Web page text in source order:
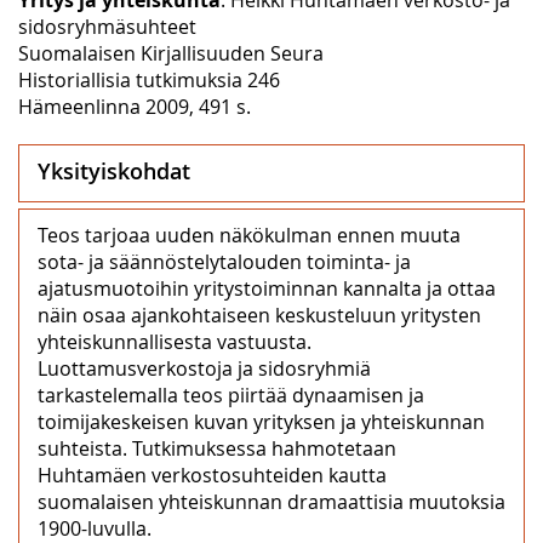
sidosryhmäsuhteet
Suomalaisen Kirjallisuuden Seura
Historiallisia tutkimuksia 246
Hämeenlinna 2009, 491 s.
Yksityiskohdat
Teos tarjoaa uuden näkökulman ennen muuta
sota- ja säännöstelytalouden toiminta- ja
ajatusmuotoihin yritystoiminnan kannalta ja ottaa
näin osaa ajankohtaiseen keskusteluun yritysten
yhteiskunnallisesta vastuusta.
Luottamusverkostoja ja sidosryhmiä
tarkastelemalla teos piirtää dynaamisen ja
toimijakeskeisen kuvan yrityksen ja yhteiskunnan
suhteista. Tutkimuksessa hahmotetaan
Huhtamäen verkostosuhteiden kautta
suomalaisen yhteiskunnan dramaattisia muutoksia
1900-luvulla.